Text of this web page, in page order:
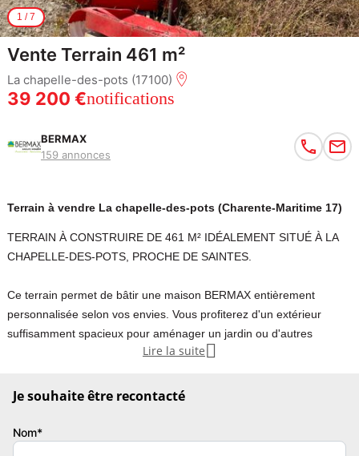
1 /7
Vente Terrain 461 m²
La chapelle-des-pots (17100)
39 200 €notifications
BERMAX
159 annonces
Terrain à vendre La chapelle-des-pots (Charente-Maritime 17)
TERRAIN À CONSTRUIRE DE 461 M² IDÉALEMENT SITUÉ À LA
CHAPELLE-DES-POTS, PROCHE DE SAINTES.
Ce terrain permet de bâtir une maison BERMAX entièrement
personnalisée selon vos envies. Vous profiterez d'un extérieur
suffisamment spacieux pour aménager un jardin ou d'autres
espaces verts à votre convenance.
Il s'agit d'une parcelle offrant un cadre idéal pour concrétiser votre
Avec une surface de 461 m², il offre un bel espace pour réaliser
Lire la suite 
Je souhaite être recontacté
Nom*